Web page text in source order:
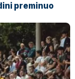
preminuo